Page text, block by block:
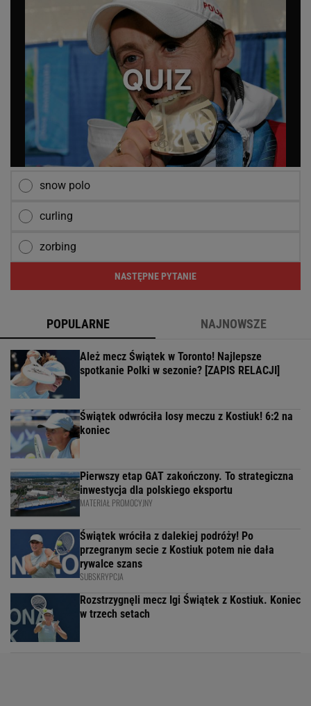
snow polo
curling
zorbing
NASTĘPNE PYTANIE
POPULARNE NAJNOWSZE
Ależ mecz Świątek w Toronto! Najlepsze
spotkanie Polki w sezonie? [ZAPIS RELACJI]
Świątek odwróciła losy meczu z Kostiuk! 6:2 na
koniec
Pierwszy etap GAT zakończony. To strategiczna
inwestycja dla polskiego eksportu
MATERIAŁ PROMOCYJNY
Świątek wróciła z dalekiej podróży! Po
przegranym secie z Kostiuk potem nie dała
rywalce szans
SUBSKRYPCJA
Rozstrzygnęli mecz Igi Świątek z Kostiuk. Koniec
w trzech setach